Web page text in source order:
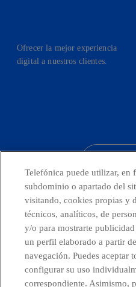
Ofrecer la mejor experiencia
digital a nuestros clientes.
Telefónica en redes sociales
Canal de Denuncias
Telefónica puede utilizar, en
subdominio o apartado del
visitando, cookies propias y
técnicos, analíticos, de
y/o para mostrarte
un perfil elaborado a partir
navegación. Puedes aceptar
configurar su uso
correspondiente. Asimismo,